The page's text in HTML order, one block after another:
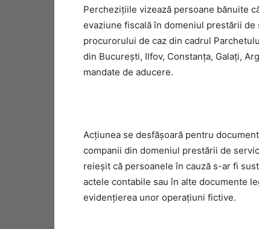
Percheziţiile vizează persoane bănuite
evaziune fiscală în domeniul prestării
procurorului de caz din cadrul
din București, Ilfov, Constanța, Galați,
mandate de aducere.
Acțiunea se desfășoară pentru
companii din domeniul prestării de
reieșit că persoanele în cauză s-ar fi
actele contabile sau în alte documente
evidențierea unor operațiuni fictive.